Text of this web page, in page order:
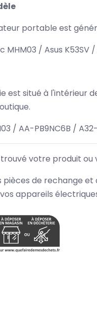
portable est
/ Asus K53SV /
est situé à l'intérieur
/ AA-PB9NC6B /
trouvé votre produit
pièces de rechange
appareils